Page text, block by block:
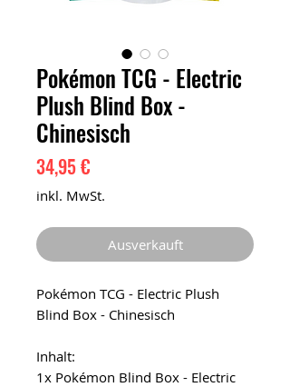
Pokémon TCG - Electric
Plush Blind Box -
Chinesisch
34,95 €
inkl. MwSt.
Ausverkauft
Pokémon TCG - Electric Plush
Blind Box - Chinesisch
Inhalt:
1x Pokémon Blind Box - Electric